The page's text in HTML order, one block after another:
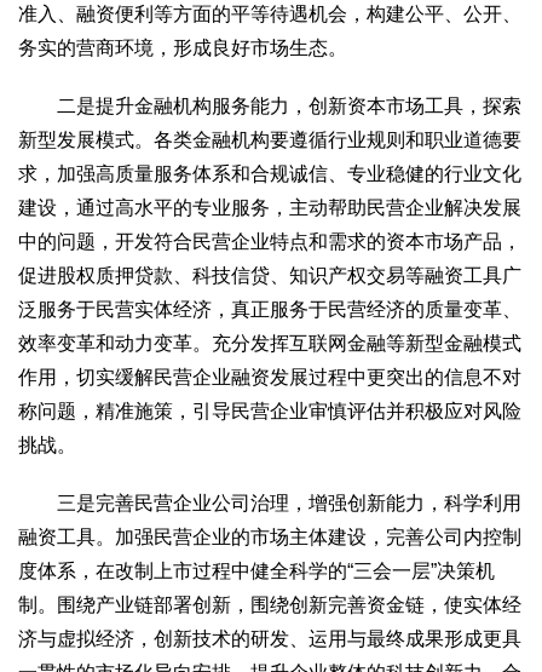
信息
在线期刊
2017 2016 2015 2018 2019
关于我们
杂志简介 杂志编委会 组织机构 联系我们 智慧中国动态
智慧城市
智慧环保
智慧会客厅 县域经济 城乡建设 乡村振兴
康养
工作动态
合作伙伴
准入、融资便利等方面的平等待遇机会，构建公平、公开、
务实的营商环境，形成良好市场生态。
二是提升金融机构服务能力，创新资本市场工具，探索
新型发展模式。各类金融机构要遵循行业规则和职业道德要
求，加强高质量服务体系和合规诚信、专业稳健的行业文化
建设，通过高水平的专业服务，主动帮助民营企业解决发展
中的问题，开发符合民营企业特点和需求的资本市场产品，
促进股权质押贷款、科技信贷、知识产权交易等融资工具广
泛服务于民营实体经济，真正服务于民营经济的质量变革、
效率变革和动力变革。充分发挥互联网金融等新型金融模式
作用，切实缓解民营企业融资发展过程中更突出的信息不对
称问题，精准施策，引导民营企业审慎评估并积极应对风险
挑战。
三是完善民营企业公司治理，增强创新能力，科学利用
融资工具。加强民营企业的市场主体建设，完善公司内控制
度体系，在改制上市过程中健全科学的“三会一层”决策机
制。围绕产业链部署创新，围绕创新完善资金链，使实体经
济与虚拟经济，创新技术的研发、运用与最终成果形成更具